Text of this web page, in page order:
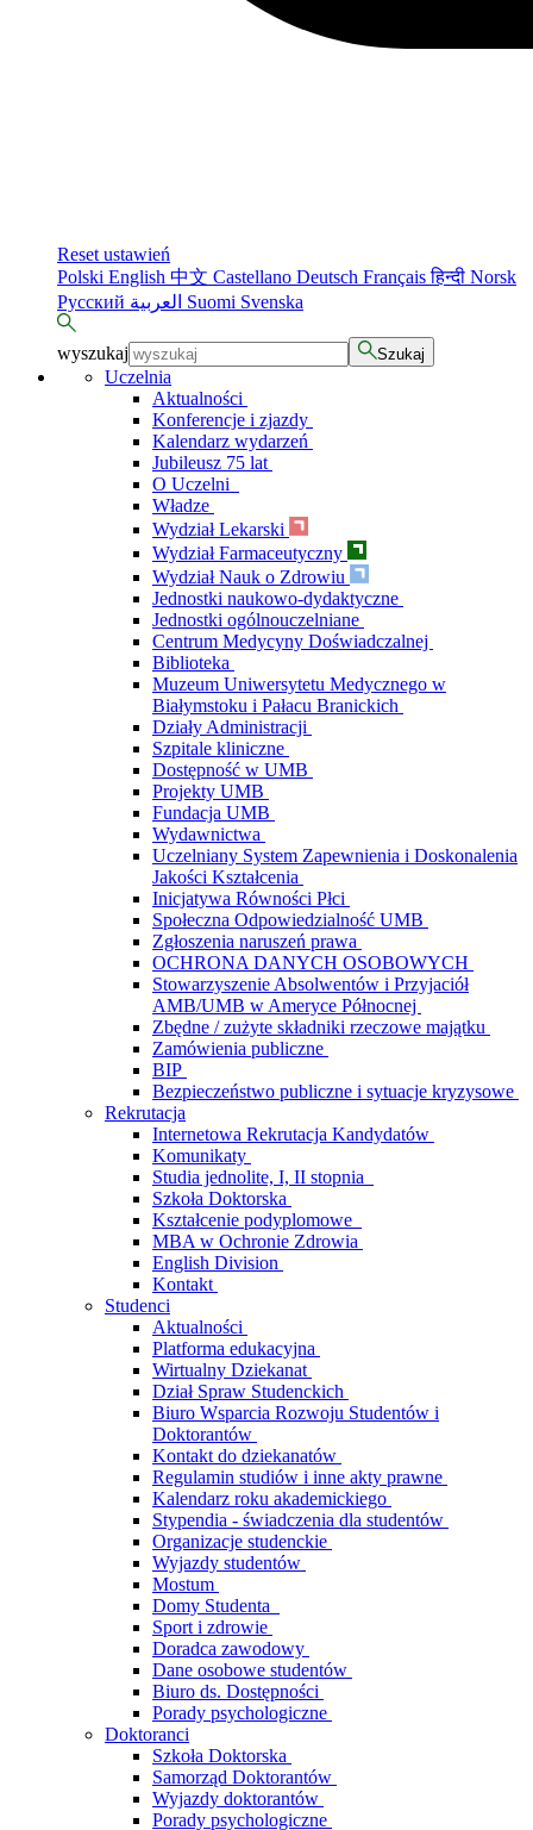
Reset ustawień
Polski English 中文 Castellano Deutsch Françaisहिन्दी Norsk
Русский
Suomi Svenska
wyszukaj Szukaj
Uczelnia
Aktualności
Konferencje i zjazdy
Kalendarz wydarzeń
Jubileusz 75 lat
O Uczelni
Władze
Wydział Lekarski
Wydział Farmaceutyczny
Wydział Nauk o Zdrowiu
Jednostki naukowo-dydaktyczne
Jednostki ogólnouczelniane
Centrum Medycyny Doświadczalnej
Biblioteka
Muzeum Uniwersytetu Medycznego w
Białymstoku i Pałacu Branickich
Działy Administracji
Szpitale kliniczne
Dostępność w UMB
Projekty UMB
Fundacja UMB
Wydawnictwa
Uczelniany System Zapewnienia i Doskonalenia
Jakości Kształcenia
Inicjatywa Równości Płci
Społeczna Odpowiedzialność UMB
Zgłoszenia naruszeń prawa
OCHRONA DANYCH OSOBOWYCH
Stowarzyszenie Absolwentów i Przyjaciół
AMB/UMB w Ameryce Północnej
Zbędne / zużyte składniki rzeczowe majątku
Zamówienia publiczne
BIP
Bezpieczeństwo publiczne i sytuacje kryzysowe
Rekrutacja
Internetowa Rekrutacja Kandydatów
Komunikaty
Studia jednolite, I, II stopnia
Szkoła Doktorska
Kształcenie podyplomowe
MBA w Ochronie Zdrowia
English Division
Kontakt
Studenci
Aktualności
Platforma edukacyjna
Wirtualny Dziekanat
Dział Spraw Studenckich
Biuro Wsparcia Rozwoju Studentów i
Doktorantów
Kontakt do dziekanatów
Regulamin studiów i inne akty prawne
Kalendarz roku akademickiego
Stypendia - świadczenia dla studentów
Organizacje studenckie
Wyjazdy studentów
Mostum
Domy Studenta
Sport i zdrowie
Doradca zawodowy
Dane osobowe studentów
Biuro ds. Dostępności
Porady psychologiczne
Doktoranci
Szkoła Doktorska
Samorząd Doktorantów
Wyjazdy doktorantów
Porady psychologiczne